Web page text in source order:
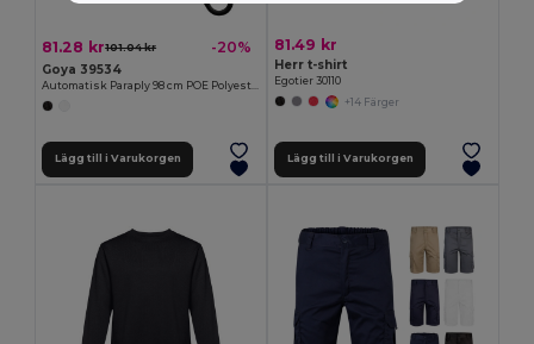
81.28 kr101.04 kr -20%
Goya 39534
Lägg till i Varukorgen
81.49 kr
Herr t-shirt
Egotier 30110
+14 Färger
Lägg till i Varukorgen